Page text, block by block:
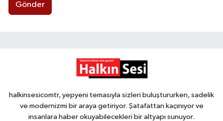
Gönder
halkinsesicomtr, yepyeni temasıyla sizleri buluştururken, sadelik
ve modernizmi bir araya getiriyor. Şatafattan kaçınıyor ve
insanlara haber okuyabilecekleri bir altyapı sunuyor.